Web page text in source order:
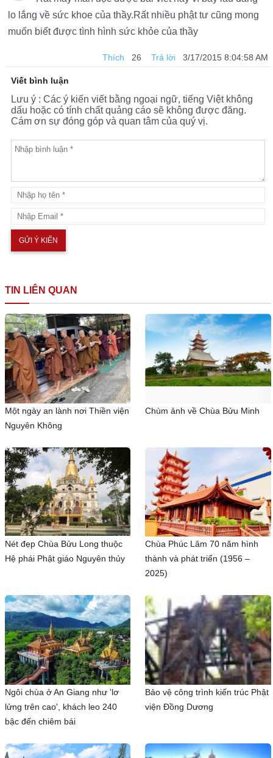
PH
ƯƠ
UY
ỄN
HỢI
lo lắng về sức khoe của thầy.Rất nhiều phật tư cũng mong
muốn biết được tình hình sức khỏe của thầy
Thích 26 Trả lời 3/17/2015 8:04:58 AM
Viết bình luận
Lưu ý : Các ý kiến viết bằng ngoại ngữ, tiếng Việt không
dấu hoặc có tính chất quảng cáo sẽ không được đăng.
Cám ơn sự đóng góp và quan tâm của quý vị.
TIN LIÊN QUAN
Một ngày an lành nơi Thiền viện
Nguyên Không
Chùm ảnh về Chùa Bửu Minh
Nét đẹp Chùa Bửu Long thuộc
Hệ phái Phật giáo Nguyên thủy
Chùa Phúc Lâm 70 năm hình
thành và phát triển (1956 –
2025)
Ngôi chùa ở An Giang như 'lơ
lửng trên cao', khách leo 240
bậc đến chiêm bái
Bảo vệ công trình kiến trúc Phật
viện Ðồng Dương